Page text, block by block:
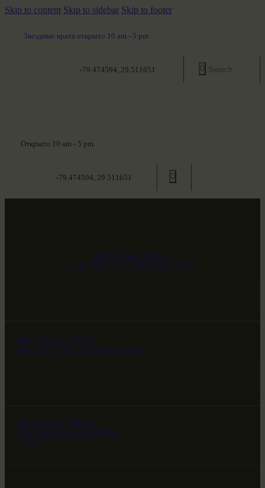
Skip to content Skip to sidebar Skip to footer
Звездные врата открыто 10 am - 5 pm
-79.474594, 29.511651
Открыто 10 am - 5 pm
-79.474594, 29.511651
ЗВЕЗДНЫЕ ВРАТА
НАШ МИР ВЧЕРА СЕГОДНЯ И ЗАВТРА
ЗВЕЗДНЫЕ ВРАТА
НАШ МИР ВЧЕРА СЕГОДНЯ И ЗАВТРА
ЗВЕЗДНЫЕ ВРАТА
НАШ МИР ВЧЕРА СЕГОДНЯ И
ЗАВТРА